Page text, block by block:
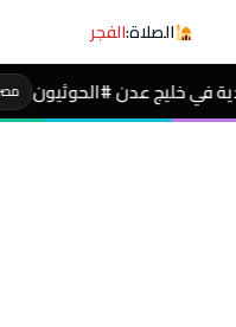
الصلاة:الفجر
مصر الآن عاجل- طالبة صاحبة مجموع